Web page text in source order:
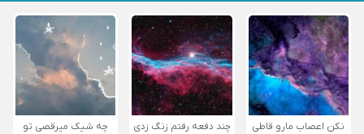
نکن اعصاب مارو قاطی
چند دفعه رفتم زنگ زدی
چه شیک میرقصی تو